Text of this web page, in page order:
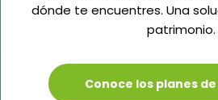
dónde te encuentres. Una
patrimonio.
Conoce los planes